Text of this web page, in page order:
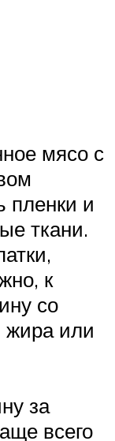
мясо с
пленки и
ткани.
к
со
жира или
за
всего